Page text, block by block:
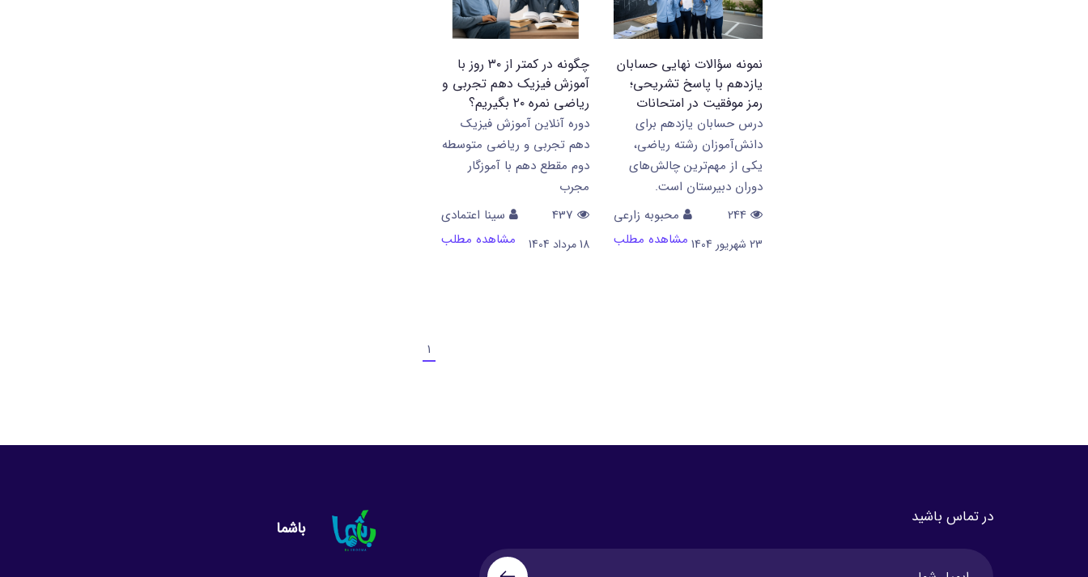
نمونه سؤالات نهایی حسابان
یازدهم با پاسخ تشریحی؛
رمز موفقیت در امتحانات
درس حسابان یازدهم برای
دانش‌آموزان رشته ریاضی،
یکی از مهم‌ترین چالش‌های
دوران دبیرستان است.
محبوبه زارعی
23 شهریور 1404 مشاهده مطلب
چگونه در کمتر از ۳۰ روز با
آموزش فیزیک دهم تجربی و
ریاضی نمره ۲۰ بگیریم؟
دوره آنلاین آموزش فیزیک
دهم تجربی و ریاضی متوسطه
دوم مقطع دهم با آموزگار
مجرب
437
سینا اعتمادی
18 مرداد 1404 مشاهده مطلب
1
در تماس باشید
باشما